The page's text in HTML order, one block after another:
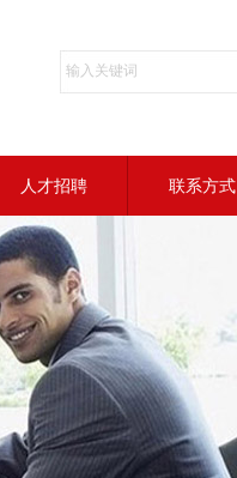
人才招聘 联系方式